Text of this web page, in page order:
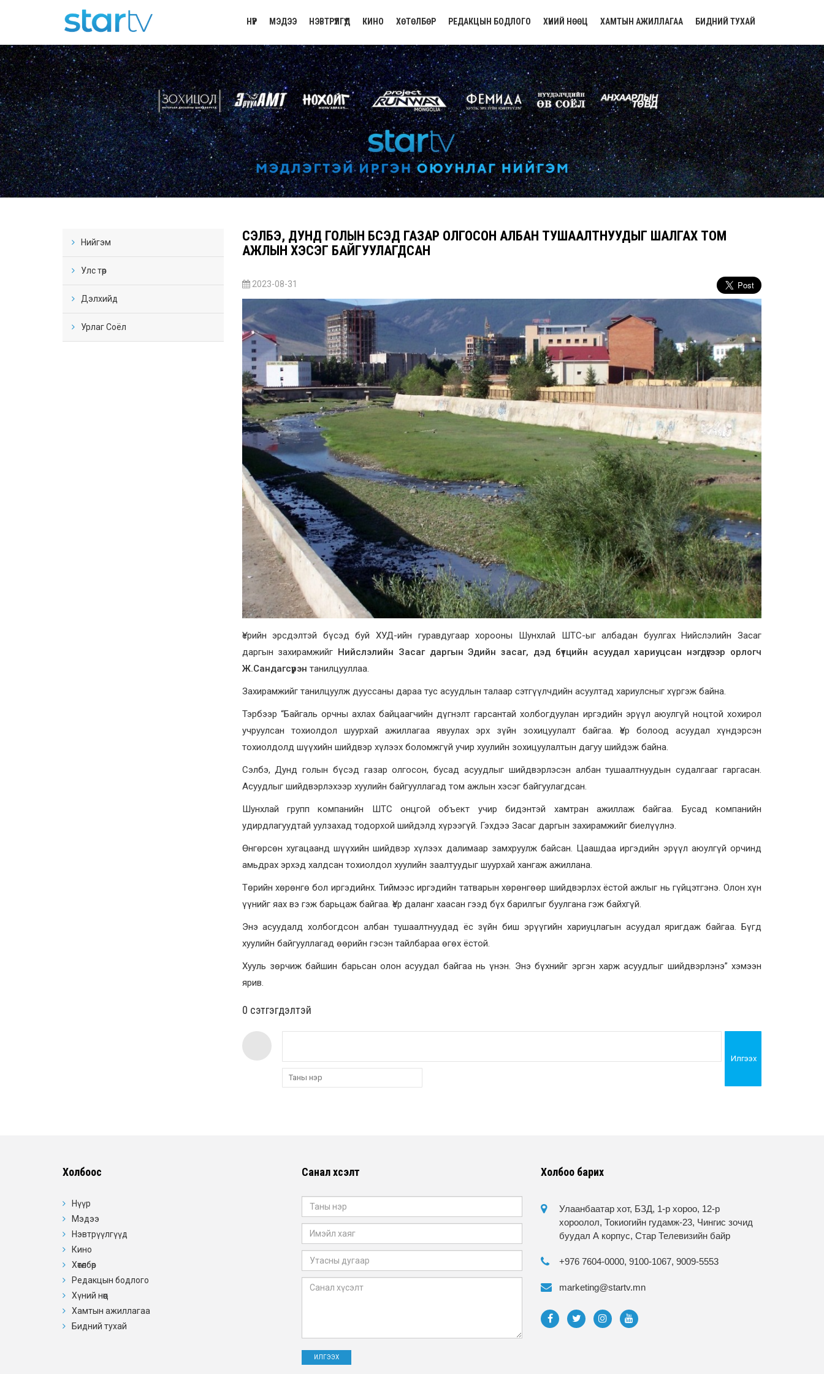
НҮҮР МЭДЭЭ НЭВТРҮҮЛГҮҮД КИНО ХӨТӨЛБӨР РЕДАКЦЫН БОДЛОГО ХҮНИЙ НӨӨЦ ХАМТЫН АЖИЛЛАГАА БИДНИЙ ТУХАЙ
Нийгэм
Улс төр
Дэлхийд
Урлаг Соёл
СЭЛБЭ, ДУНД ГОЛЫН БҮСЭД ГАЗАР ОЛГОСОН АЛБАН ТУШААЛТНУУДЫГ ШАЛГАХ ТОМ
АЖЛЫН ХЭСЭГ БАЙГУУЛАГДСАН
2023-08-31
Үерийн эрсдэлтэй бүсэд буй ХУД-ийн гуравдугаар хорооны Шунхлай ШТС-ыг албадан буулгах Нийслэлийн Засаг
даргын захирамжийг Нийслэлийн Засаг даргын Эдийн засаг, дэд бүтцийн асуудал хариуцсан нэгдүгээр орлогч
Ж.Сандагсүрэн танилцууллаа.
Захирамжийг танилцуулж дууссаны дараа тус асуудлын талаар сэтгүүлчдийн асуултад хариулсныг хүргэж байна.
Тэрбээр “Байгаль орчны ахлах байцаагчийн дүгнэлт гарсантай холбогдуулан иргэдийн эрүүл аюулгүй ноцтой хохирол
учруулсан тохиолдол шуурхай ажиллагаа явуулах эрх зүйн зохицуулалт байгаа. Үер болоод асуудал хүндэрсэн
тохиолдолд шүүхийн шийдвэр хүлээх боломжгүй учир хуулийн зохицуулалтын дагуу шийдэж байна.
Сэлбэ, Дунд голын бүсэд газар олгосон, бусад асуудлыг шийдвэрлэсэн албан тушаалтнуудын судалгааг гаргасан.
Асуудлыг шийдвэрлэхээр хуулийн байгууллагад том ажлын хэсэг байгуулагдсан.
Шунхлай групп компанийн ШТС онцгой объект учир бидэнтэй хамтран ажиллаж байгаа. Бусад компанийн
удирдлагуудтай уулзахад тодорхой шийдэлд хүрээгүй. Гэхдээ Засаг даргын захирамжийг биелүүлнэ.
Өнгөрсөн хугацаанд шүүхийн шийдвэр хүлээх далимаар замхруулж байсан. Цаашдаа иргэдийн эрүүл аюулгүй орчинд
амьдрах эрхэд халдсан тохиолдол хуулийн заалтуудыг шуурхай хангаж ажиллана.
Төрийн хөрөнгө бол иргэдийнх. Тиймээс иргэдийн татварын хөрөнгөөр шийдвэрлэх ёстой ажлыг нь гүйцэтгэнэ. Олон хүн
үүнийг яах вэ гэж барьцаж байгаа. Үер даланг хаасан гээд бүх барилгыг буулгана гэж байхгүй.
Энэ асуудалд холбогдсон албан тушаалтнуудад ёс зүйн биш эрүүгийн хариуцлагын асуудал яригдаж байгаа. Бүгд
хуулийн байгууллагад өөрийн гэсэн тайлбараа өгөх ёстой.
Хууль зөрчиж байшин барьсан олон асуудал байгаа нь үнэн. Энэ бүхнийг эргэн харж асуудлыг шийдвэрлэнэ” хэмээн
ярив.
0 cэтгэгдэлтэй
Илгээх
Холбоос
Нүүр
Мэдээ
Нэвтрүүлгүүд
Кино
Хөтөлбөр
Редакцын бодлого
Хүний нөөц
Хамтын ажиллагаа
Бидний тухай
Санал хүсэлт Холбоо барих
Улаанбаатар хот, БЗД, 1-р хороо, 12-р
хороолол, Токиогийн гудамж-23, Чингис зочид
буудал А корпус, Стар Телевизийн байр
+976 7604-0000, 9100-1067, 9009-5553
marketing@startv.mn